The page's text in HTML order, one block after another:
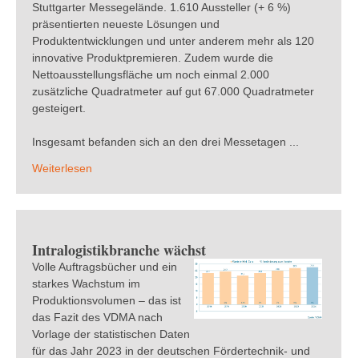
Stuttgarter Messegelände. 1.610 Aussteller (+ 6 %)
präsentierten neueste Lösungen und
Produktentwicklungen und unter anderem mehr als 120
innovative Produktpremieren. Zudem wurde die
Nettoausstellungsfläche um noch einmal 2.000
zusätzliche Quadratmeter auf gut 67.000 Quadratmeter
gesteigert.
Insgesamt befanden sich an den drei Messetagen ...
Weiterlesen
Intralogistikbranche wächst
Volle Auftragsbücher und ein
starkes Wachstum im
Produktionsvolumen – das ist
das Fazit des VDMA nach
Vorlage der statistischen Daten
für das Jahr 2023 in der deutschen Fördertechnik- und